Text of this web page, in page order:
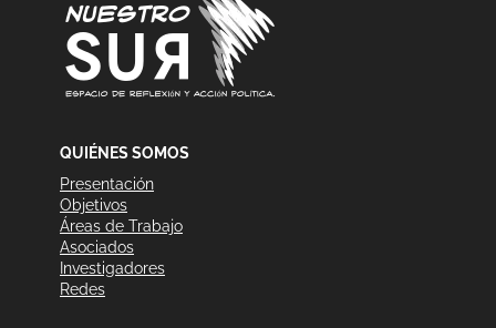
QUIÉNES SOMOS
Presentación
Objetivos
Áreas de Trabajo
Asociados
Investigadores
Redes